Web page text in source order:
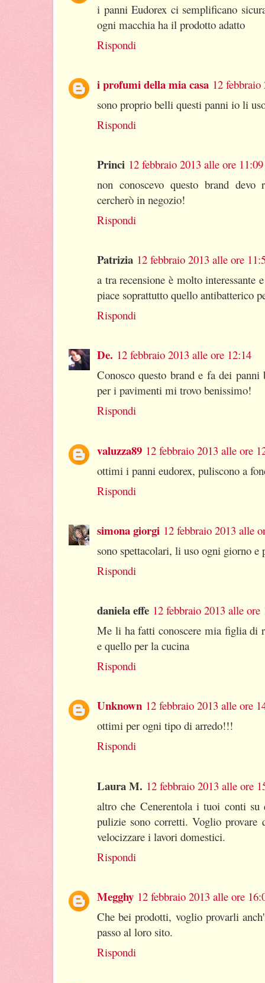
i panni Eudorex ci semplificano
ogni macchia ha il prodotto adatto
Rispondi
i profumi della mia casa 12
sono proprio belli questi panni io li
Rispondi
Princi 12 febbraio 2013 alle ore 11:09
non conoscevo questo brand
cercherò in negozio!
Rispondi
Patrizia 12 febbraio 2013 alle ore
a tra recensione è molto interessante
piace soprattutto quello antibatterico
Rispondi
De. 12 febbraio 2013 alle ore 12:14
Conosco questo brand e fa dei
per i pavimenti mi trovo benissimo!
Rispondi
valuzza89 12 febbraio 2013 alle ore
ottimi i panni eudorex, puliscono a
Rispondi
simona giorgi 12 febbraio 2013 alle
sono spettacolari, li uso ogni giorno e
Rispondi
daniela effe 12 febbraio 2013 alle ore
Me li ha fatti conoscere mia figlia di
e quello per la cucina
Rispondi
Unknown 12 febbraio 2013 alle ore
ottimi per ogni tipo di arredo!!!
Rispondi
Laura M. 12 febbraio 2013 alle ore
altro che Cenerentola i tuoi conti su
pulizie sono corretti. Voglio provare
velocizzare i lavori domestici.
Rispondi
Megghy 12 febbraio 2013 alle ore
Che bei prodotti, voglio provarli
passo al loro sito.
Rispondi